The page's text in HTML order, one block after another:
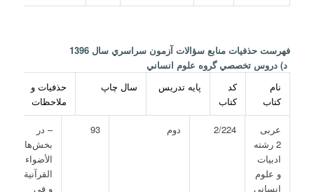
فهرست حذفيات منابع سؤالات آزمون سراسري سال 1396
د) دروس تخصصي گروه علوم انساني
نام
كتاب
كد
كتاب
پايه تدريس سال چاپ
حذفيات و
ملاحظات
عربی
2 رشته
ادبيات
و علوم
انسانی
2/224 دوم 93
– در
بخش‌های
الأضواء
القرآنية
و في